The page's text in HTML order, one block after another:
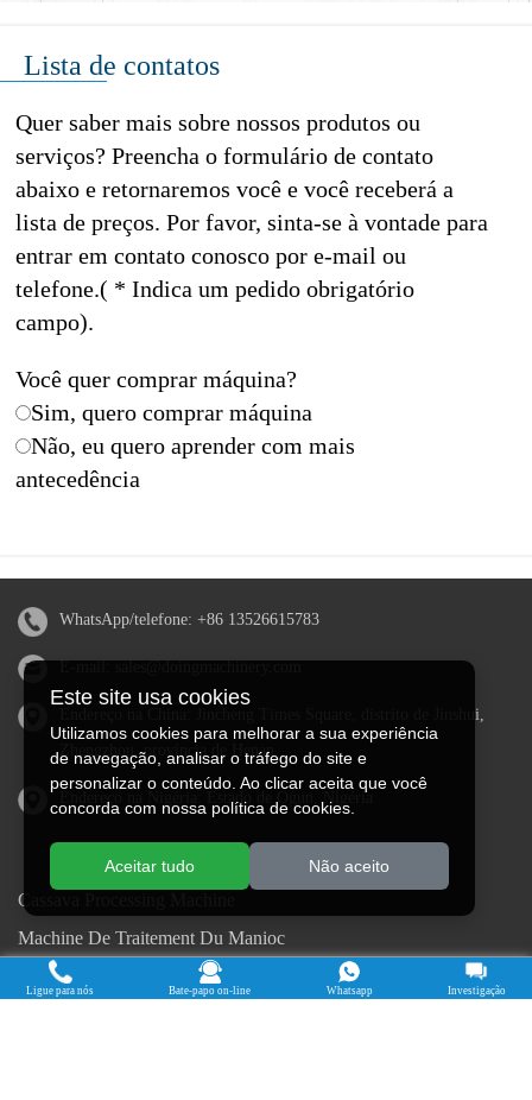
Lista de contatos
Quer saber mais sobre nossos produtos ou
serviços? Preencha o formulário de contato
abaixo e retornaremos você e você receberá a
lista de preços. Por favor, sinta-se à vontade para
entrar em contato conosco por e-mail ou
telefone.( * Indica um pedido obrigatório
campo).
Você quer comprar máquina?
Sim, quero comprar máquina
Não, eu quero aprender com mais
antecedência
WhatsApp/telefone: +86 13526615783
Endereço na China: Jincheng Times Square, distrito de Jinshui,
Zhengzhou, província de Henan
Endereço na Nigéria: Estado de Ogun, Nigéria
Cassava Processing Machine
Machine De Traitement Du Manioc
Máquina de procesamiento de yuca
Este site usa cookies
Utilizamos cookies para melhorar a sua experiência
de navegação, analisar o tráfego do site e
personalizar o conteúdo. Ao clicar aceita que você
concorda com nossa política de cookies.
Aceitar tudo Não aceito
Ligue para nós Bate-papo on-line Whatsapp Investigação